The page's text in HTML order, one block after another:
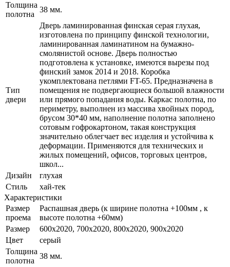
Толщина
полотна
38 мм.
Тип
двери
Дверь ламинированная финская серая глухая,
изготовлена по принципу финской технологии,
ламинированная ламинатином на бумажно-
смолянистой основе. Дверь полностью
подготовлена к установке, имеются вырезы под
финский замок 2014 и 2018. Коробка
укомплектована петлями FT-65. Предназначена в
помещения не подвергающиеся большой влажности
или прямого попадания воды. Каркас полотна, по
периметру, выполнен из массива хвойных пород,
брусом 30*40 мм, наполнение полотна заполнено
сотовым гофрокартоном, такая конструкция
значительно облегчает вес изделия и устойчива к
деформации. Применяются для технических и
жилых помещений, офисов, торговых центров,
школ...
Дизайн
глухая
Стиль
хай-тек
Характеристики
Размер
проема
Распашная дверь (к ширине полотна +100мм , к
высоте полотна +60мм)
Размер
600x2020, 700x2020, 800x2020, 900x2020
Цвет
серый
Толщина
полотна
38 мм.